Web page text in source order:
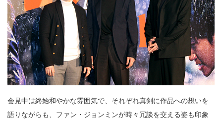
会見中は終始和やかな雰囲気で、それぞれ真剣に作品への想いを
語りながらも、ファン・ジョンミンが時々冗談を交える姿も印象